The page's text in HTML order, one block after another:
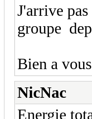
J'arrive
groupe
Bien a
NicNac
Energie